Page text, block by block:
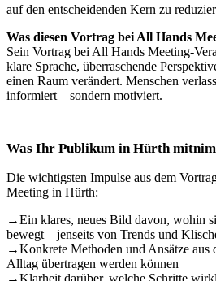
auf den entscheidenden Kern zu
Was diesen Vortrag bei All Hands
Sein Vortrag bei All Hands Meeting-
klare Sprache, überraschende
einen Raum verändert. Menschen
informiert – sondern motiviert.
Was Ihr Publikum in Hürth
Die wichtigsten Impulse aus dem
Meeting in Hürth:
→Ein klares, neues Bild davon, wohin
bewegt – jenseits von Trends und
→Konkrete Methoden und Ansätze aus
Alltag übertragen werden können
→Klarheit darüber, welche Schritte